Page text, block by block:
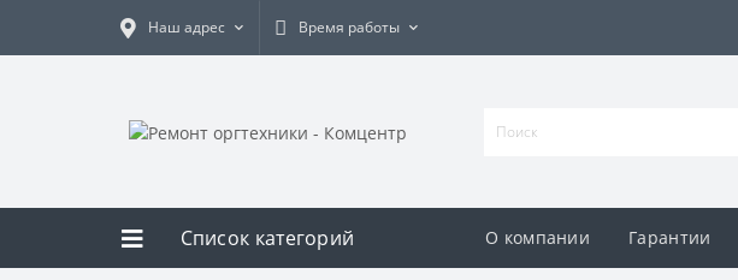
Наш адрес Время работы
Список категорий О компании Гарантии